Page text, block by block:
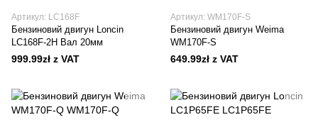
Артикул: LC168F
Бензиновий двигун Loncin
LC168F-2H Вал 20мм
999.99zł z VAT
Артикул: WM170F-S
Бензиновий двигун Weima
WM170F-S
649.99zł z VAT